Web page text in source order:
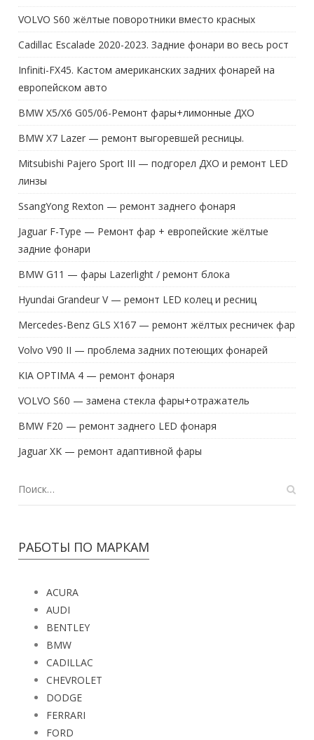
VOLVO S60 жёлтые поворотники вместо красных
Cadillac Escalade 2020-2023. Задние фонари во весь рост
Infiniti-FX45. Кастом американских задних фонарей на
европейском авто
BMW X5/X6 G05/06-Ремонт фары+лимонные ДХО
BMW X7 Lazer — ремонт выгоревшей ресницы.
Mitsubishi Pajero Sport III — подгорел ДХО и ремонт LED
линзы
SsangYong Rexton — ремонт заднего фонаря
Jaguar F-Type — Ремонт фар + европейские жёлтые
задние фонари
BMW G11 — фары Lazerlight / ремонт блока
Hyundai Grandeur V — ремонт LED колец и ресниц
Mercedes-Benz GLS X167 — ремонт жёлтых ресничек фар
Volvo V90 II — проблема задних потеющих фонарей
KIA OPTIMA 4 — ремонт фонаря
VOLVO S60 — замена стекла фары+отражатель
BMW F20 — ремонт заднего LED фонаря
Jaguar XK — ремонт адаптивной фары
РАБОТЫ ПО МАРКАМ
ACURA
AUDI
BENTLEY
BMW
CADILLAC
CHEVROLET
DODGE
FERRARI
FORD